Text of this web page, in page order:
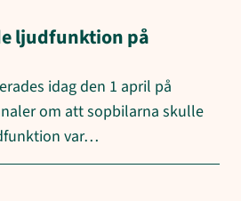
ljudfunktion på
idag den 1 april på
om att sopbilarna skulle
var…